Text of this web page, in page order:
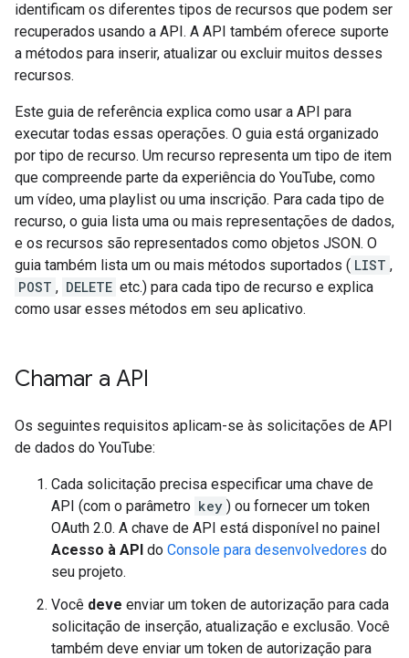
identificam os diferentes tipos de recursos que podem ser
recuperados usando a API. A API também oferece suporte
a métodos para inserir, atualizar ou excluir muitos desses
recursos.
Este guia de referência explica como usar a API para
executar todas essas operações. O guia está organizado
por tipo de recurso. Um recurso representa um tipo de item
que compreende parte da experiência do YouTube, como
um vídeo, uma playlist ou uma inscrição. Para cada tipo de
recurso, o guia lista uma ou mais representações de dados,
e os recursos são representados como objetos JSON. O
guia também lista um ou mais métodos suportados ( LIST ,
POST , DELETE etc.) para cada tipo de recurso e explica
como usar esses métodos em seu aplicativo.
Chamar a API
Os seguintes requisitos aplicam-se às solicitações de API
de dados do YouTube:
Cada solicitação precisa especificar uma chave de
API (com o parâmetro key ) ou fornecer um token
OAuth 2.0. A chave de API está disponível no painel
Acesso à API do Console para desenvolvedores do
seu projeto.
Você deve enviar um token de autorização para cada
solicitação de inserção, atualização e exclusão. Você
também deve enviar um token de autorização para